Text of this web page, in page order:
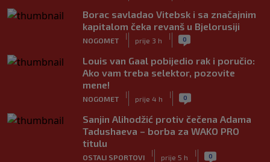
Borac savladao Vitebsk i sa značajnim
kapitalom čeka revanš u Bjelorusiji
NOGOMET
|
prije 3 h
| 0
Louis van Gaal pobijedio rak i poručio:
Ako vam treba selektor, pozovite
mene!
NOGOMET
|
prije 4 h
| 0
Sanjin Alihodžić protiv čečena Adama
Tadushaeva – borba za WAKO PRO
titulu
OSTALI SPORTOVI
|
prije 5 h
| 0